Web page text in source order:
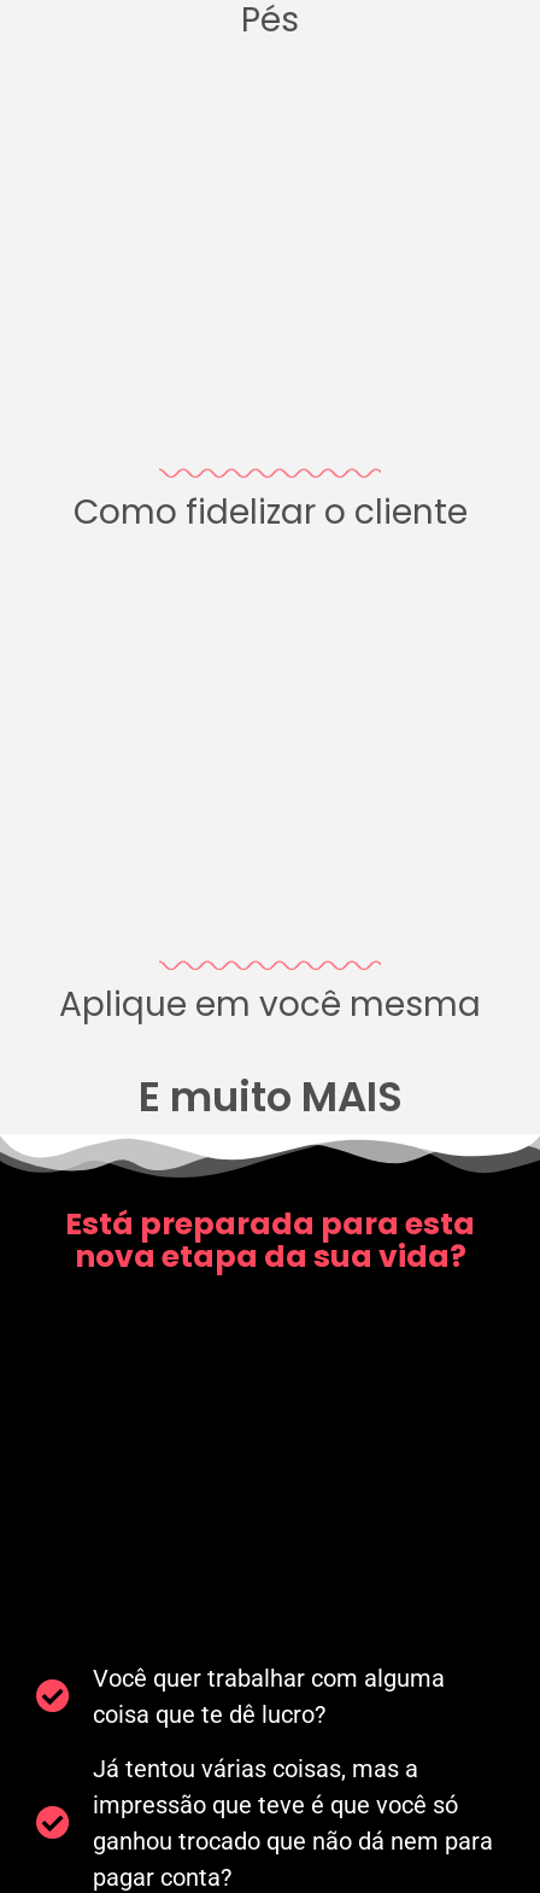
Pés
Como fidelizar o cliente
Aplique em você mesma
E muito MAIS
Está preparada para esta
nova etapa da sua vida?
Você quer trabalhar com alguma
coisa que te dê lucro?
Já tentou várias coisas, mas a
impressão que teve é que você só
ganhou trocado que não dá nem para
pagar conta?